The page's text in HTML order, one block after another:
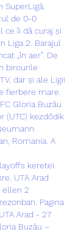
de 0-0
ce îi dă curaj și
Liga 2. Barajul
„în aer”. De
birourile
dar și ale Ligii
fierbere mare.
Gloria Buzău
(UTC) kezdődik
Romania. A
keretei
UTA Arad
ellen 2
Pagina
Arad - 27
Buzău –